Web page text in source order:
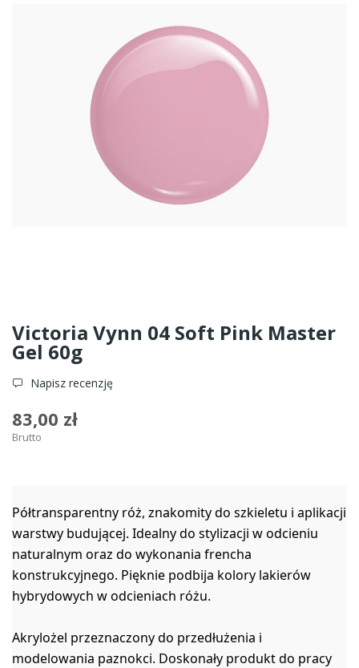
Victoria Vynn 04 Soft Pink Master
Gel 60g
Napisz recenzję
83,00 zł
Brutto
Półtransparentny róż, znakomity do szkieletu i aplikacji
warstwy budującej. Idealny do stylizacji w odcieniu
naturalnym oraz do wykonania frencha
konstrukcyjnego. Pięknie podbija kolory lakierów
hybrydowych w odcieniach różu.
Akrylożel przeznaczony do przedłużenia i
modelowania paznokci. Doskonały produkt do pracy